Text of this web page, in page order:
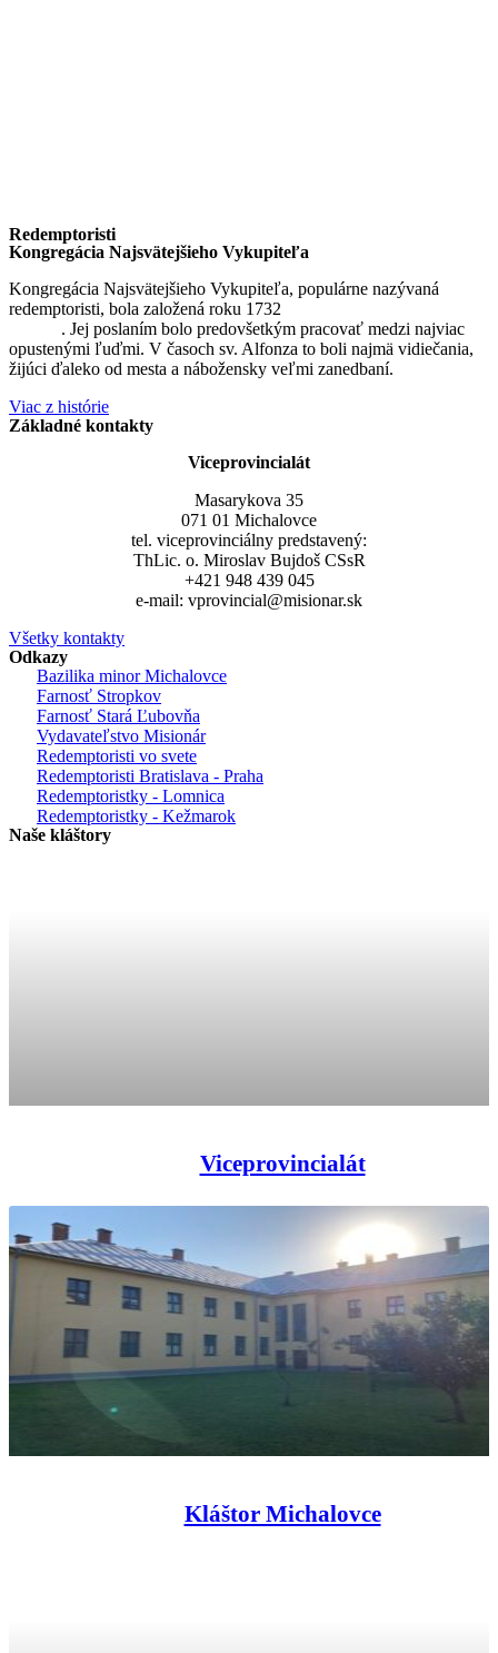
Redemptoristi
Kongregácia Najsvätejšieho Vykupiteľa
Kongregácia Najsvätejšieho Vykupiteľa, populárne nazývaná
redemptoristi, bola založená roku 1732
. Jej poslaním bolo predovšetkým pracovať medzi najviac
opustenými ľuďmi. V časoch sv. Alfonza to boli najmä vidiečania,
žijúci ďaleko od mesta a nábožensky veľmi zanedbaní.
Viac z histórie
Základné kontakty
Viceprovincialát
Masarykova 35
071 01 Michalovce
tel. viceprovinciálny predstavený:
ThLic. o. Miroslav Bujdoš CSsR
+421 948 439 045
e-mail: vprovincial@misionar.sk
Všetky kontakty
Odkazy
Bazilika minor Michalovce
Farnosť Stropkov
Farnosť Stará Ľubovňa
Vydavateľstvo Misionár
Redemptoristi vo svete
Redemptoristi Bratislava - Praha
Redemptoristky - Lomnica
Redemptoristky - Kežmarok
Naše kláštory
Viceprovincialát
Kláštor Michalovce